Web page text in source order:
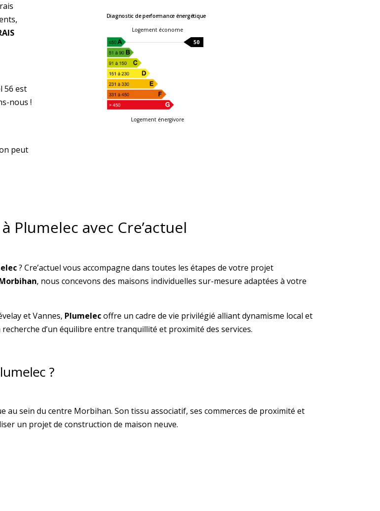
56 est
nous !
peut
Diagnostic de performance énergétique
Logement économe
50
Logement énergivore
avec Cre’actuel
? Cre’actuel vous accompagne dans toutes les étapes de votre projet
, nous concevons des maisons individuelles sur-mesure adaptées à votre
et Vannes, Plumelecoffre un cadre de vie privilégié alliant dynamisme local et
d’un équilibre entre tranquillité et proximité des services.
?
au sein du centre Morbihan. Son tissu associatif, ses commerces de proximité et
un projet de construction de maison neuve.